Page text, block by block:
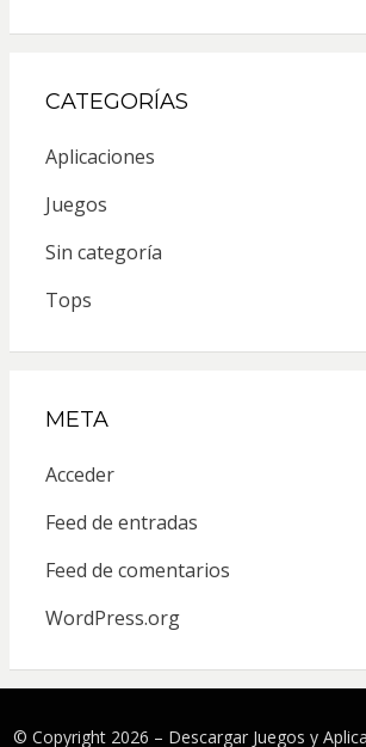
CATEGORÍAS
Aplicaciones
Juegos
Sin categoría
Tops
META
Acceder
Feed de entradas
Feed de comentarios
WordPress.org
© Copyright 2026 – Descargar Juegos y